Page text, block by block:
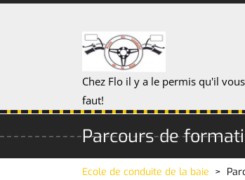
Chez Flo il y a le permis qu'il vous
faut!
Parcours de
Ecole de conduite de la baie >